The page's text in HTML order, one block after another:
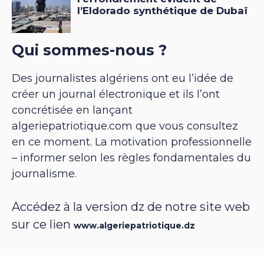
Qui sommes-nous ?
Des journalistes algériens ont eu l’idée de
créer un journal électronique et ils l’ont
concrétisée en lançant
algeriepatriotique.com que vous consultez
en ce moment. La motivation professionnelle
– informer selon les règles fondamentales du
journalisme.
Accédez à la version dz de notre site web
sur ce lien www.algeriepatriotique.dz